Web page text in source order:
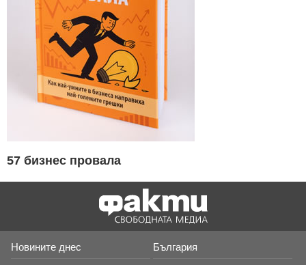
57 бизнес провала
Новините днес България